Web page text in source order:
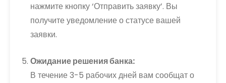
нажмите кнопку ‘Отправить заявку’. Вы
получите уведомление о статусе вашей
заявки.
Ожидание решения банка:
В течение 3-5 рабочих дней вам сообщат о